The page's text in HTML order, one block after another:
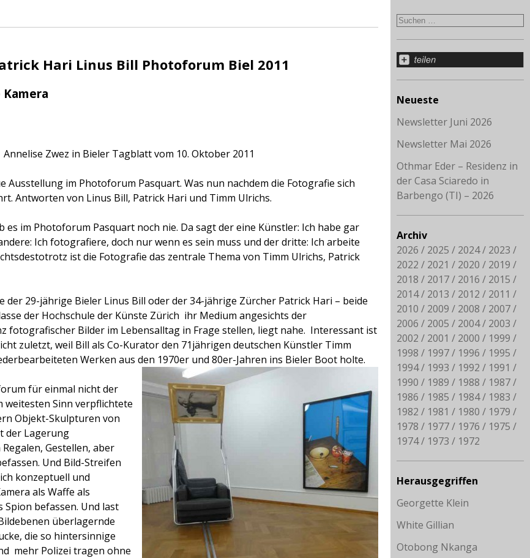
Hari Linus Bill Photoforum Biel 2011
Zwez in Bieler Tagblatt vom 10. Oktober 2011
Ausstellung im Photoforum Pasquart. Was nun nachdem die Fotografie sich
Antworten von Linus Bill, Patrick Hari und Timm Ulrichs.
es im Photoforum Pasquart noch nie. Da sagt der eine Künstler: Ich habe gar
Ich fotografiere, doch nur wenn es sein muss und der dritte: Ich arbeite
ist die Fotografie das zentrale Thema von Timm Ulrichs, Patrick
der 29-jährige Bieler Linus Bill oder der 34-jährige Zürcher Patrick Hari – beide
der Hochschule der Künste Zürich  ihr Medium angesichts der
fotografischer Bilder im Lebensalltag in Frage stellen, liegt nahe. Interessant ist
zuletzt, weil Bill als Co-Kurator den 71jährigen deutschen Künstler Timm
Werken aus den 1970er und 80er-Jahren ins Bieler Boot holte.
für einmal nicht der
Sinn verpflichtete
Objekt-Skulpturen von
der Lagerung
Gestellen, aber
Und Bild-Streifen
konzeptuell und
als Waffe als
befassen. Und last
überlagernde
die so hintersinnige
 mehr Polizei tragen ohne
Neueste
Newsletter Juni 2026
Newsletter Mai 2026
Othmar Eder – Residenz in
der Casa Sciaredo in
Barbengo (TI) – 2026
Archiv
2026
2025 2024
2023
2022
2021 2020
2019
2018
2017 2016
2015
2014
2013 2012
2011
2010
2009 2008
2007
2006
2005 2004
2003
2002
2001 2000
1999
1998
1997 1996
1995
1994
1993 1992
1991
1990
1989 1988
1987
1986
1985 1984
1983
1982
1981 1980
1979
1978
1977 1976
1975
1974
1973 1972
Herausgegriffen
Georgette Klein
White Gillian
Otobong Nkanga